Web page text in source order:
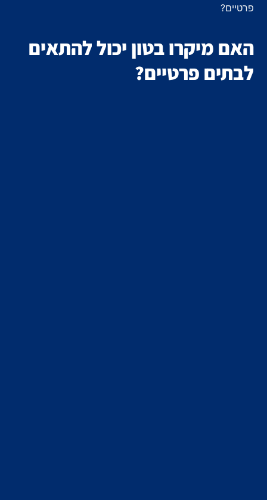
פרטיים?
האם מיקרו בטון יכול להתאים
לבתים פרטיים?